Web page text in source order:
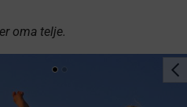
oma telje.